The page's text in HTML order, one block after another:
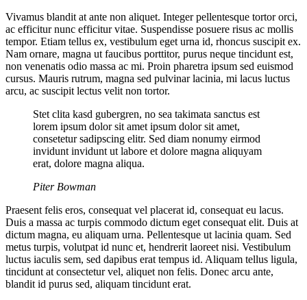
Vivamus blandit at ante non aliquet. Integer pellentesque tortor orci,
ac efficitur nunc efficitur vitae. Suspendisse posuere risus ac mollis
tempor. Etiam tellus ex, vestibulum eget urna id, rhoncus suscipit ex.
Nam ornare, magna ut faucibus porttitor, purus neque tincidunt est,
non venenatis odio massa ac mi. Proin pharetra ipsum sed euismod
cursus. Mauris rutrum, magna sed pulvinar lacinia, mi lacus luctus
arcu, ac suscipit lectus velit non tortor.
Stet clita kasd gubergren, no sea takimata sanctus est
lorem ipsum dolor sit amet ipsum dolor sit amet,
consetetur sadipscing elitr. Sed diam nonumy eirmod
invidunt invidunt ut labore et dolore magna aliquyam
erat, dolore magna aliqua.
Piter Bowman
Praesent felis eros, consequat vel placerat id, consequat eu lacus.
Duis a massa ac turpis commodo dictum eget consequat elit. Duis at
dictum magna, eu aliquam urna. Pellentesque ut lacinia quam. Sed
metus turpis, volutpat id nunc et, hendrerit laoreet nisi. Vestibulum
luctus iaculis sem, sed dapibus erat tempus id. Aliquam tellus ligula,
tincidunt at consectetur vel, aliquet non felis. Donec arcu ante,
blandit id purus sed, aliquam tincidunt erat.